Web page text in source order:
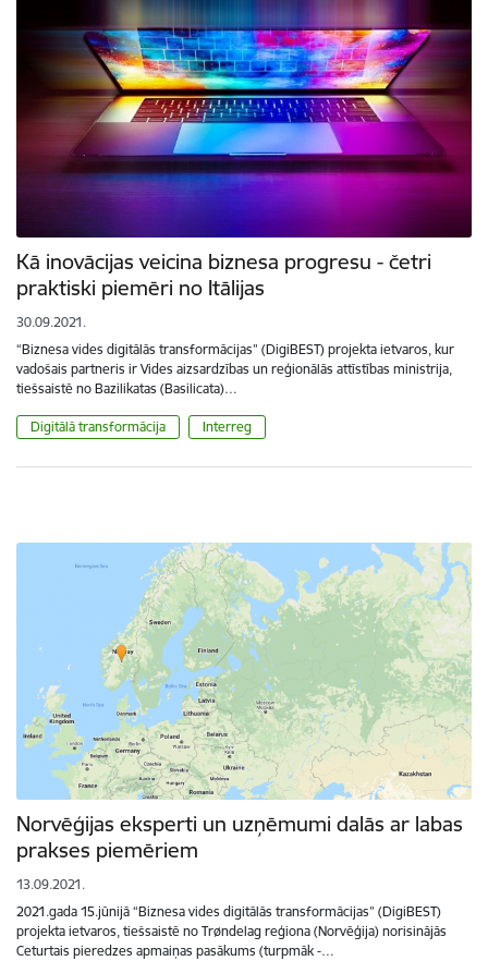
Kā inovācijas veicina biznesa progresu - četri
praktiski piemēri no Itālijas
30.09.2021.
“Biznesa vides digitālās transformācijas” (DigiBEST) projekta ietvaros, kur
vadošais partneris ir Vides aizsardzības un reģionālās attīstības ministrija,
tiešsaistē no Bazilikatas (Basilicata)…
Digitālā transformācija Interreg
Norvēģijas eksperti un uzņēmumi dalās ar labas
prakses piemēriem
13.09.2021.
2021.gada 15.jūnijā “Biznesa vides digitālās transformācijas” (DigiBEST)
projekta ietvaros, tiešsaistē no Trøndelag reģiona (Norvēģija) norisinājās
Ceturtais pieredzes apmaiņas pasākums (turpmāk -…